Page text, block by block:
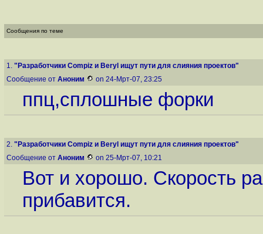
Сообщения по теме
1. "Разработчики Compiz и Beryl ищут пути для слияния проектов"
Сообщение от Аноним on 24-Мрт-07, 23:25
ппц,сплошные форки
2. "Разработчики Compiz и Beryl ищут пути для слияния проектов"
Сообщение от Аноним on 25-Мрт-07, 10:21
Вот и хорошо. Скорость
прибавится.